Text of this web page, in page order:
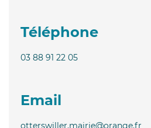
Téléphone
03 88 91 22 05
Email
otterswiller.mairie@orange.fr